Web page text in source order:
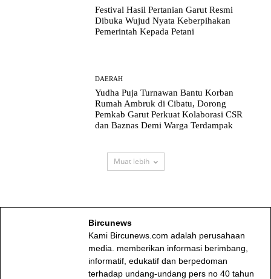
Festival Hasil Pertanian Garut Resmi
Dibuka Wujud Nyata Keberpihakan
Pemerintah Kepada Petani
DAERAH
Yudha Puja Turnawan Bantu Korban
Rumah Ambruk di Cibatu, Dorong
Pemkab Garut Perkuat Kolaborasi CSR
dan Baznas Demi Warga Terdampak
Muat lebih
Bircunews
Kami Bircunews.com adalah perusahaan
media. memberikan informasi berimbang,
informatif, edukatif dan berpedoman
terhadap undang-undang pers no 40 tahun